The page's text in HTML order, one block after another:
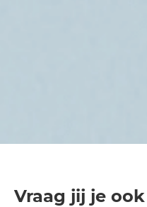
Vraag jij je